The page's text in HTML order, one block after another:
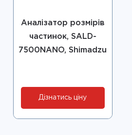
Аналізатор розмірів
частинок, SALD-
7500NANO, Shimadzu
Дізнатись ціну